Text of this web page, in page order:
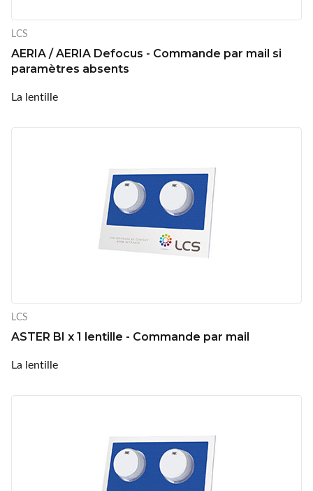
LCS
AERIA / AERIA Defocus - Commande par mail si
paramètres absents
La lentille
LCS
ASTER BI x 1 lentille - Commande par mail
La lentille